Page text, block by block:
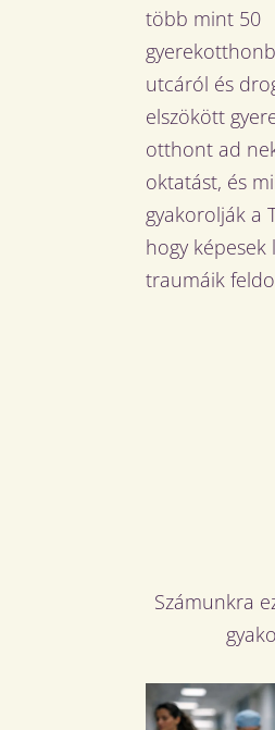
több mint 50
utcáról és
elszökött
otthont ad
oktatást, és
gyakorolják a
hogy képesek
traumáik
Számunkra